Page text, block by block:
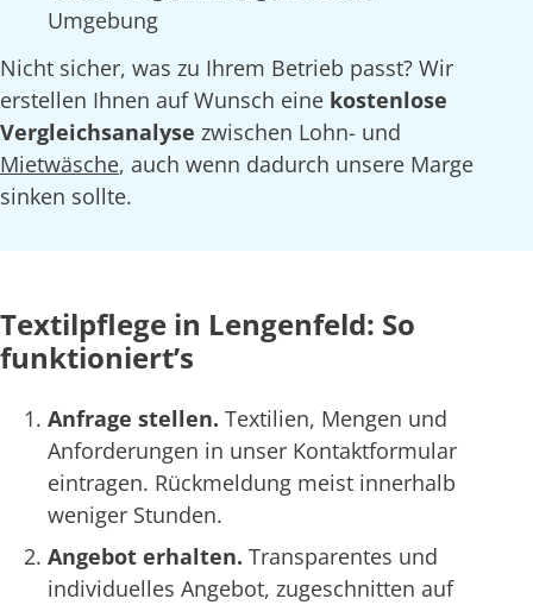
Umgebung
Nicht sicher, was zu Ihrem Betrieb passt? Wir
erstellen Ihnen auf Wunsch eine kostenlose
Vergleichsanalyse zwischen Lohn- und
Mietwäsche, auch wenn dadurch unsere Marge
sinken sollte.
Textilpflege in Lengenfeld: So
funktioniert’s
Anfrage stellen. Textilien, Mengen und
Anforderungen in unser Kontaktformular
eintragen. Rückmeldung meist innerhalb
weniger Stunden.
Angebot erhalten. Transparentes und
individuelles Angebot, zugeschnitten auf